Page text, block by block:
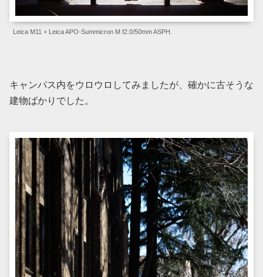
Leica M11 + Leica APO-Summicron M f2.0/50mm ASPH.
キャンパス内をウロウロしてみましたが、確かに古そうな
建物ばかりでした。